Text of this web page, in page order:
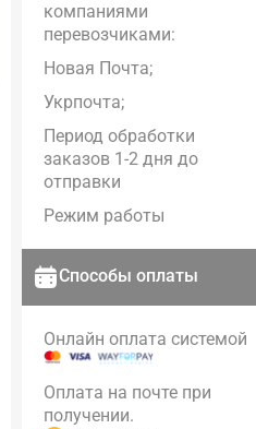
компаниями
перевозчиками:
Новая Почта;
Укрпочта;
Период обработки
заказов 1-2 дня до
отправки
Режим работы
Способы оплаты
Онлайн оплата системой
Оплата на почте при
получении.